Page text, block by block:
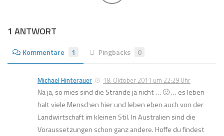
1 ANTWORT
Kommentare 1 Pingbacks 0
Michael Hinterauer 18. Oktober 2011 um 22:29 Uhr
Na ja, so mies sind die Strände ja nicht … 🙂 … es leben
halt viele Menschen hier und leben eben auch von der
Landwirtschaft im kleinen Stil. In Australien sind die
Voraussetzungen schon ganz andere. Hoffe du findest